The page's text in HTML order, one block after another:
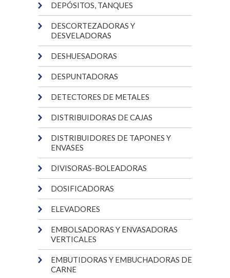
DEPÓSITOS, TANQUES
DESCORTEZADORAS Y
DESVELADORAS
DESHUESADORAS
DESPUNTADORAS
DETECTORES DE METALES
DISTRIBUIDORAS DE CAJAS
DISTRIBUIDORES DE TAPONES Y
ENVASES
DIVISORAS-BOLEADORAS
DOSIFICADORAS
ELEVADORES
EMBOLSADORAS Y ENVASADORAS
VERTICALES
EMBUTIDORAS Y EMBUCHADORAS DE
CARNE